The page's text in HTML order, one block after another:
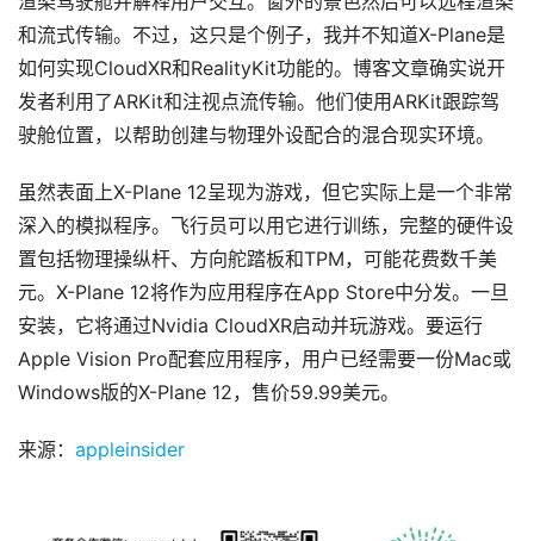
点
资
源
下
载
V
R
论
坛
社
区
和流式传输。不过，这只是个例子，我并不知道X-Plane是
如何实现CloudXR和RealityKit功能的。博客文章确实说开
发者利用了ARKit和注视点流传输。他们使用ARKit跟踪驾
驶舱位置，以帮助创建与物理外设配合的混合现实环境。
虽然表面上X-Plane 12呈现为游戏，但它实际上是一个非常
深入的模拟程序。飞行员可以用它进行训练，完整的硬件设
置包括物理操纵杆、方向舵踏板和TPM，可能花费数千美
元。X-Plane 12将作为应用程序在App Store中分发。一旦
安装，它将通过Nvidia CloudXR启动并玩游戏。要运行
Apple Vision Pro配套应用程序，用户已经需要一份Mac或
Windows版的X-Plane 12，售价59.99美元。
来源： appleinsider